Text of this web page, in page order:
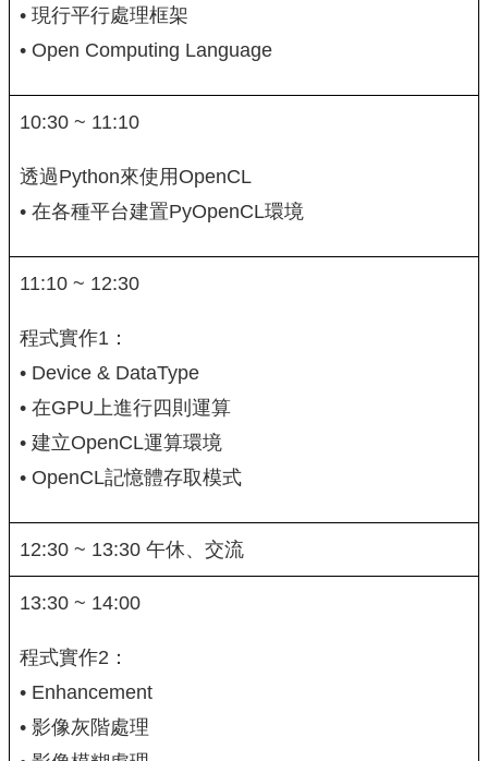
• 現行平行處理框架
• Open Computing Language
10:30 ~ 11:10
透過Python來使用OpenCL
• 在各種平台建置PyOpenCL環境
11:10 ~ 12:30
程式實作1：
• Device & DataType
• 在GPU上進行四則運算
• 建立OpenCL運算環境
• OpenCL記憶體存取模式
12:30 ~ 13:30 午休、交流
13:30 ~ 14:00
程式實作2：
• Enhancement
• 影像灰階處理